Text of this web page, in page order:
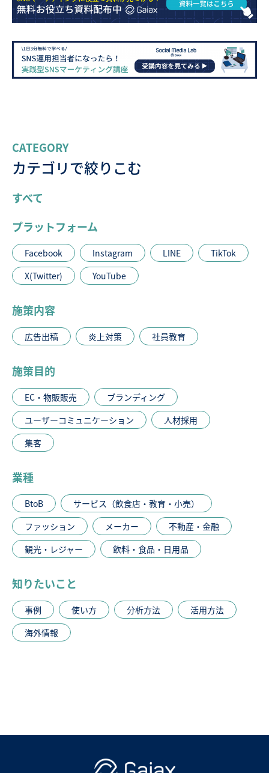
CATEGORY
カテゴリで絞りこむ
すべて
プラットフォーム
Facebook Instagram LINE
TikTok
X(Twitter)
YouTube
施策内容
広告出稿 炎上対策 社員教育
施策目的
EC・物販販売
ブランディング
ユーザーコミュニケーション
人材採用
集客
業種
BtoB
サービス（飲食店・教育・小売）
ファッション
メーカー
不動産・金融
観光・レジャー
飲料・食品・日用品
知りたいこと
事例 使い方 分析方法
活用方法
海外情報